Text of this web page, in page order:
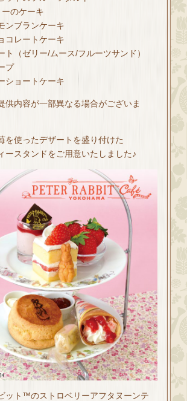
ーのケーキ
ンブランケーキ
コレートケーキ
ト（ゼリー/ムース/フルーツサンド）
プ
ショートケーキ
供内容が一部異なる場合がございま
を使ったデザートを盛り付けた
ースタンドをご用意いたしました♪
ット™のストロベリーアフタヌーンテ